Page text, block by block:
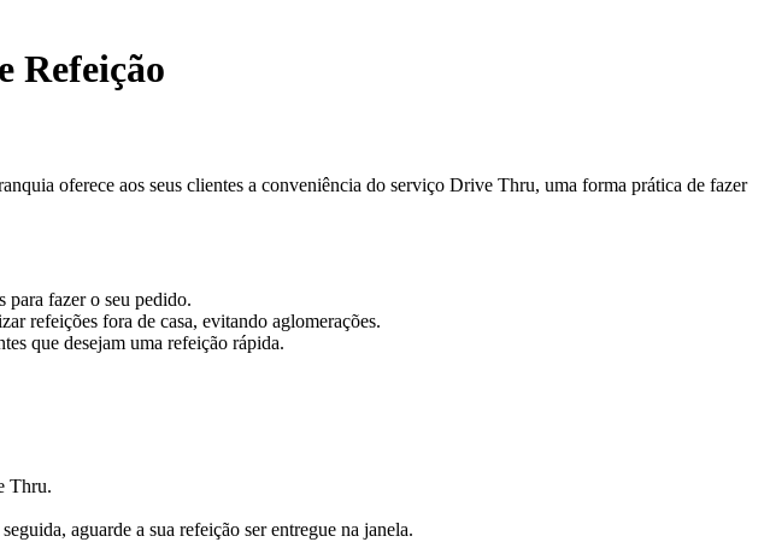
Refeição
oferece aos seus clientes a conveniência do serviço Drive Thru, uma forma prática de fazer
para fazer o seu pedido.
refeições fora de casa, evitando aglomerações.
que desejam uma refeição rápida.
Thru.
aguarde a sua refeição ser entregue na janela.